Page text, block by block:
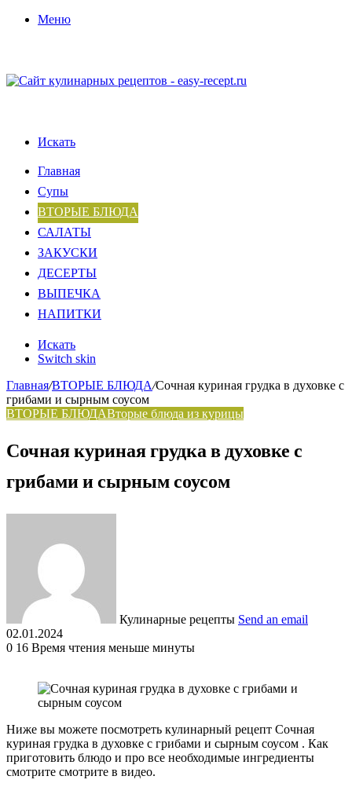
Меню
Искать
Главная
Супы
ВТОРЫЕ БЛЮДА
САЛАТЫ
ЗАКУСКИ
ДЕСЕРТЫ
ВЫПЕЧКА
НАПИТКИ
Искать
Switch skin
Главная/ВТОРЫЕ БЛЮДА/Сочная куриная грудка в духовке с
грибами и сырным соусом
ВТОРЫЕ БЛЮДАВторые блюда из курицы
Сочная куриная грудка в духовке с
грибами и сырным соусом
Кулинарные рецепты Send an email
02.01.2024
0 16 Время чтения меньше минуты
Ниже вы можете посмотреть кулинарный рецепт Сочная
куриная грудка в духовке с грибами и сырным соусом . Как
приготовить блюдо и про все необходимые ингредиенты
смотрите смотрите в видео.